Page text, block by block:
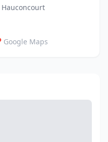
Hauconcourt
Google Maps